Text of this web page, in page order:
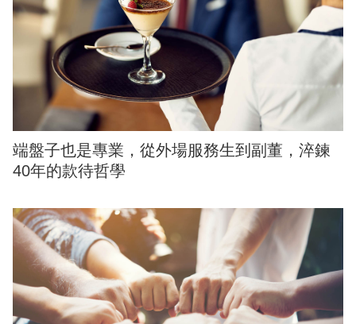
端盤子也是專業，從外場服務生到副董，淬鍊
40年的款待哲學